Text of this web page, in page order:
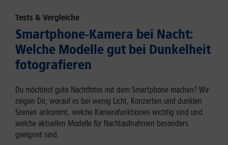
Tests & Vergleiche
Smartphone-Kamera bei Nacht:
Welche Modelle gut bei Dunkelheit
fotografieren
Du möchtest gute Nachtfotos mit dem Smartphone machen? Wir
zeigen Dir, worauf es bei wenig Licht, Konzerten und dunklen
Szenen ankommt, welche Kamerafunktionen wichtig sind und
welche aktuellen Modelle für Nachtaufnahmen besonders
geeignet sind.